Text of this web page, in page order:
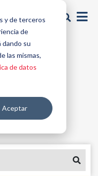
y de terceros
de
dando su
las mismas,
de datos
Aceptar